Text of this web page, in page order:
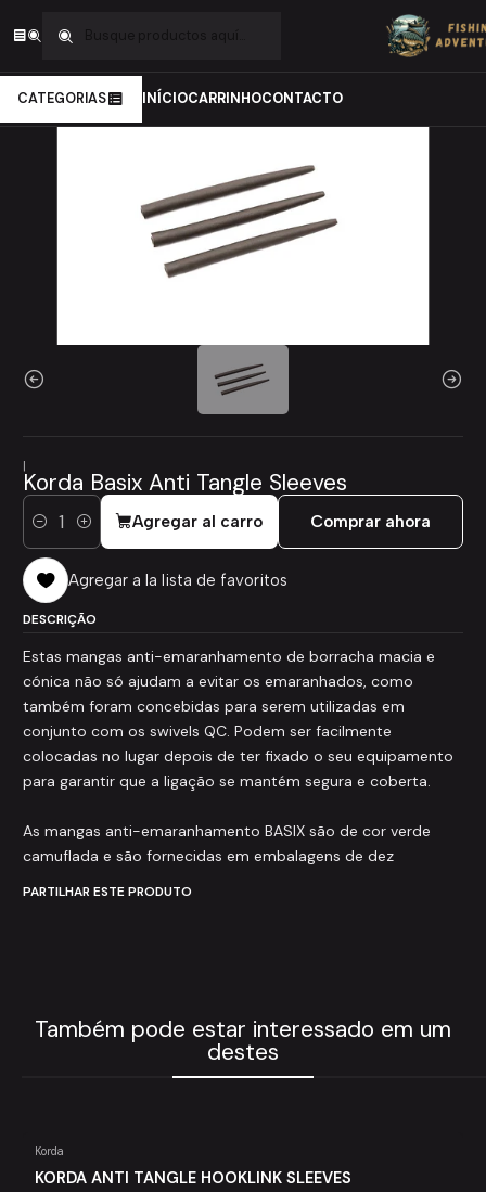
CATEGORIAS INÍCIOCARRINHOCONTACTO
Korda Basix Anti Tangle Sleeves
|
Korda Basix Anti Tangle Sleeves
Cantidad Agregar al carro Comprar ahora
Agregar a la lista de favoritos
DESCRIÇÃO
Estas mangas anti-emaranhamento de borracha macia e
cónica não só ajudam a evitar os emaranhados, como
também foram concebidas para serem utilizadas em
conjunto com os swivels QC. Podem ser facilmente
colocadas no lugar depois de ter fixado o seu equipamento
para garantir que a ligação se mantém segura e coberta.
As mangas anti-emaranhamento BASIX são de cor verde
camuflada e são fornecidas em embalagens de dez
PARTILHAR ESTE PRODUTO
Também pode estar interessado em um
destes
Korda
KORDA ANTI TANGLE HOOKLINK SLEEVES